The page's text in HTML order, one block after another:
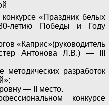
«Праздник белых
летию Победы и Году
«Каприс»(руководитель
Антонова Л.В.) — III
методических разработок
— II место.
конкурсе